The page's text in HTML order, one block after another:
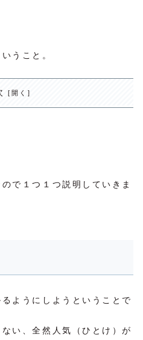
うこと。
で１つ１つ説明していきま
るようにしようということで
い、全然人気（ひとけ）が